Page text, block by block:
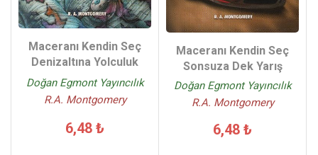
Maceranı Kendin Seç
Denizaltına Yolculuk
Doğan Egmont Yayıncılık
R.A. Montgomery
6,48 ₺
Maceranı Kendin Seç
Sonsuza Dek Yarış
Doğan Egmont Yayıncılık
R.A. Montgomery
6,48 ₺